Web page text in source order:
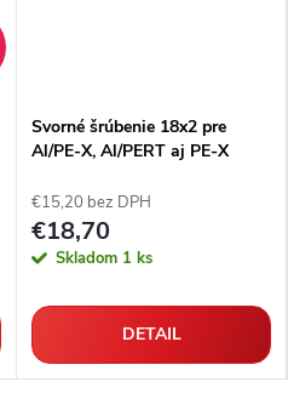
Svorné šrúbenie 18x2 pre
Al/PE-X, Al/PERT aj PE-X
€15,20 bez DPH
€18,70
Skladom 1 ks
DETAIL